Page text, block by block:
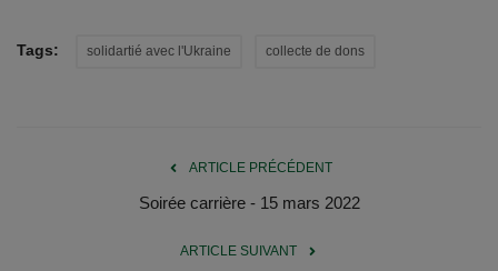
Tags: solidartié avec l'Ukraine collecte de dons
ARTICLE PRÉCÉDENT
Soirée carrière - 15 mars 2022
ARTICLE SUIVANT